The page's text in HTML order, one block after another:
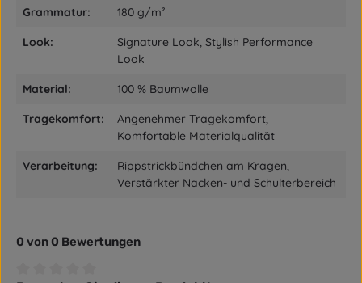
Grammatur: 180 g/m²
Look:
Signature Look, Stylish Performance
Look
Material: 100 % Baumwolle
Tragekomfort:
Angenehmer Tragekomfort,
Komfortable Materialqualität
Verarbeitung:
Rippstrickbündchen am Kragen,
Verstärkter Nacken- und Schulterbereich
0 von 0 Bewertungen